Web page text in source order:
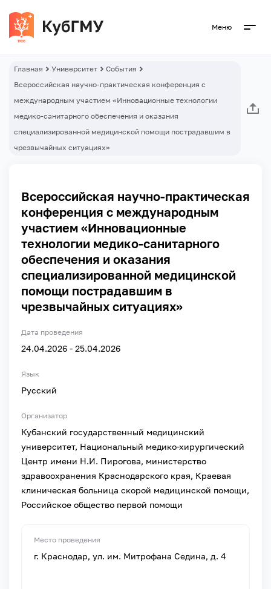
Меню
Главная Университет
События
Всероссийская научно-практическая конференция с
международным участием «Инновационные технологии
медико-санитарного обеспечения и оказания
специализированной медицинской помощи пострадавшим в
чрезвычайных ситуациях»
Всероссийская научно-практическая
конференция с международным
участием «Инновационные
технологии медико-санитарного
обеспечения и оказания
специализированной медицинской
помощи пострадавшим в
чрезвычайных ситуациях»
Дата проведения
24.04.2026 - 25.04.2026
Язык
Русский
Организатор
Кубанский государственный медицинский
университет, Национальный медико-хирургический
Центр имени Н.И. Пирогова, министерство
здравоохранения Краснодарского края, Краевая
клиническая больница скорой медицинской помощи,
Российское общество первой помощи
Место проведения
г. Краснодар, ул. им. Митрофана Седина, д. 4